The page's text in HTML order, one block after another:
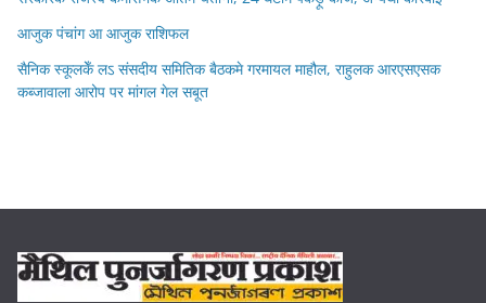
आजुक पंचांग आ आजुक राशिफल
सैनिक स्कूलकेँ लऽ संसदीय समितिक बैठकमे गरमायल माहौल, राहुलक आरएसएसक
कब्जावाला आरोप पर मांगल गेल सबूत